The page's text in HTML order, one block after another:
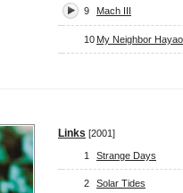
9 Mach III
10 My Neighbor Hayao
Links [2001]
1 Strange Days
2 Solar Tides